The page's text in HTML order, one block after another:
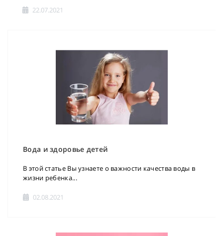
22.07.2021
Вода и здоровье детей
В этой статье Вы узнаете о важности качества воды в
жизни ребенка...
02.08.2021